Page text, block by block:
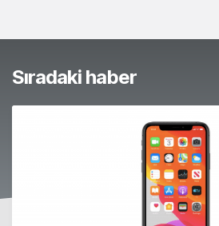
Sıradaki haber